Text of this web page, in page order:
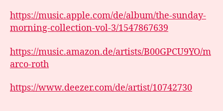
https://music.apple.com/de/album/the-sunday-
morning-collection-vol-3/1547867639
https://music.amazon.de/artists/B00GPCU9YO/m
arco-roth
https://www.deezer.com/de/artist/10742730